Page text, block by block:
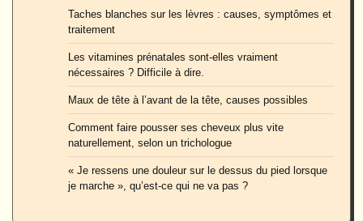
Taches blanches sur les lèvres : causes, symptômes et
traitement
Les vitamines prénatales sont-elles vraiment
nécessaires ? Difficile à dire.
Maux de tête à l’avant de la tête, causes possibles
Comment faire pousser ses cheveux plus vite
naturellement, selon un trichologue
« Je ressens une douleur sur le dessus du pied lorsque
je marche », qu’est-ce qui ne va pas ?